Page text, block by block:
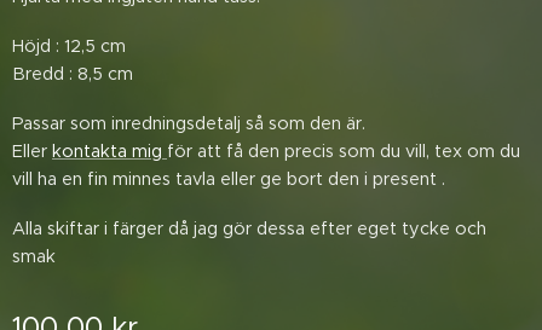
Höjd : 12,5 cm
Bredd : 8,5 cm
Passar som inredningsdetalj så som den är.
Eller kontakta mig för att få den precis som du vill, tex om du
vill ha en fin minnes tavla eller ge bort den i present .
Alla skiftar i färger då jag gör dessa efter eget tycke och
smak